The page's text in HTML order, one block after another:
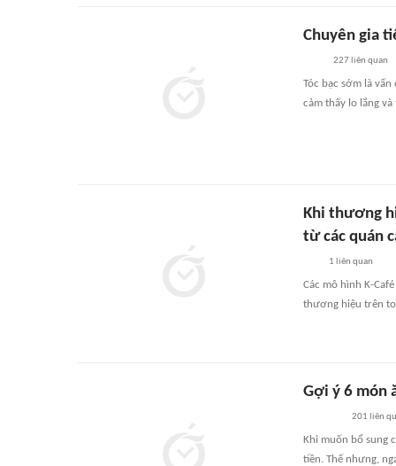
Chuyên gia
227liên quan
Tóc bạc sớm là
cảm thấy lo lắng
Khi thương
từ các quán
1 liên quan
Các mô hình K-
thương hiệu trên
Gợi ý 6 món
201 liên
Khi muốn bổ sung
tiền. Thế nhưng,